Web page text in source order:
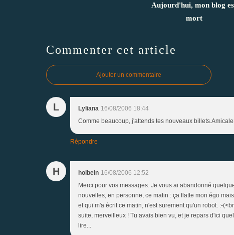
Aujourd'hui, mon blog
mort
Commenter cet article
Ajouter un commentaire
L Lyliana 16/08/2006 18:44
Comme beaucoup, j'attends tes nouveaux
Répondre
H holbein 16/08/2006 12:52
Merci pour vos messages. Je vous ai abandonné
nouvelles, en personne, ce matin : ça flatte mon égo
et qui m'a écrit ce matin, n'est surement qu'un robot. :-
suite, merveilleux ! Tu avais bien vu, et je repars d'ici
lire...